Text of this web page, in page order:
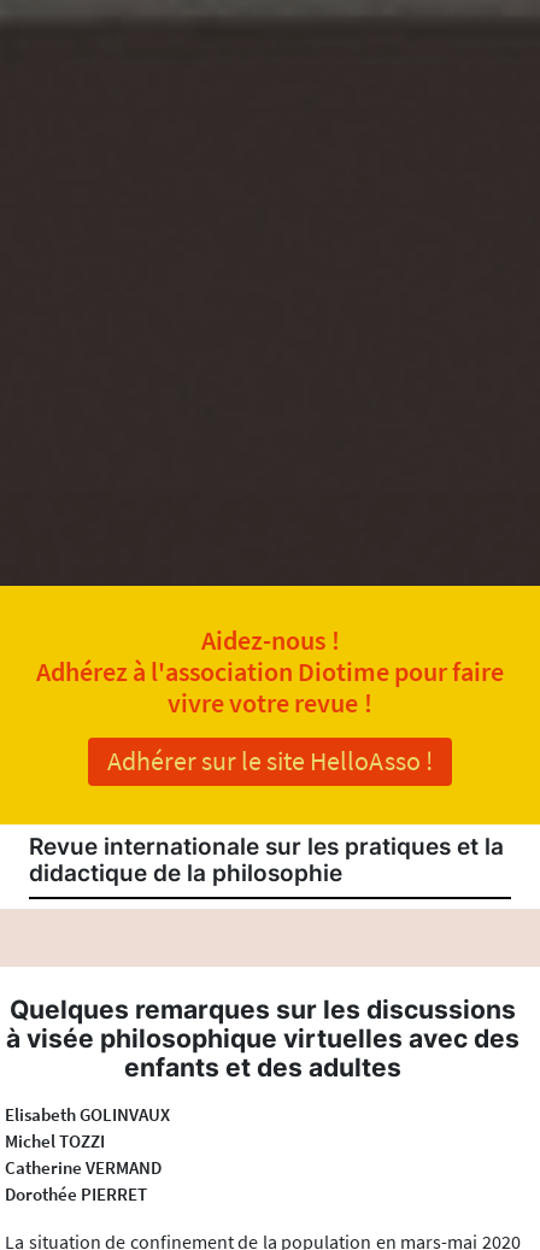
Aidez-nous !
Adhérez à l'association Diotime pour faire
vivre votre revue !
Adhérer sur le site HelloAsso !
Revue internationale sur les pratiques et la
didactique de la philosophie
Quelques remarques sur les discussions
à visée philosophique virtuelles avec des
enfants et des adultes
Elisabeth GOLINVAUX
Michel TOZZI
Catherine VERMAND
Dorothée PIERRET
La situation de confinement de la population en mars-mai 2020